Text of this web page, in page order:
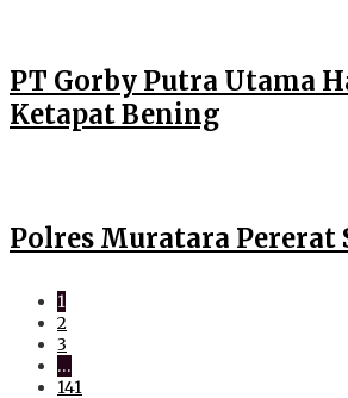
PT Gorby Putra Utama
Ketapat Bening
Polres Muratara Pererat
1
2
3
…
141